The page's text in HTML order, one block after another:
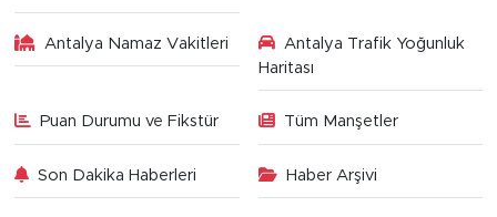
Antalya Namaz Vakitleri
Antalya Trafik Yoğunluk
Haritası
Puan Durumu ve Fikstür Tüm Manşetler
Son Dakika Haberleri Haber Arşivi